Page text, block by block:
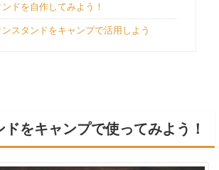
ドを自作してみよう！
スタンドをキャンプで活用しよう
をキャンプで使ってみよう！